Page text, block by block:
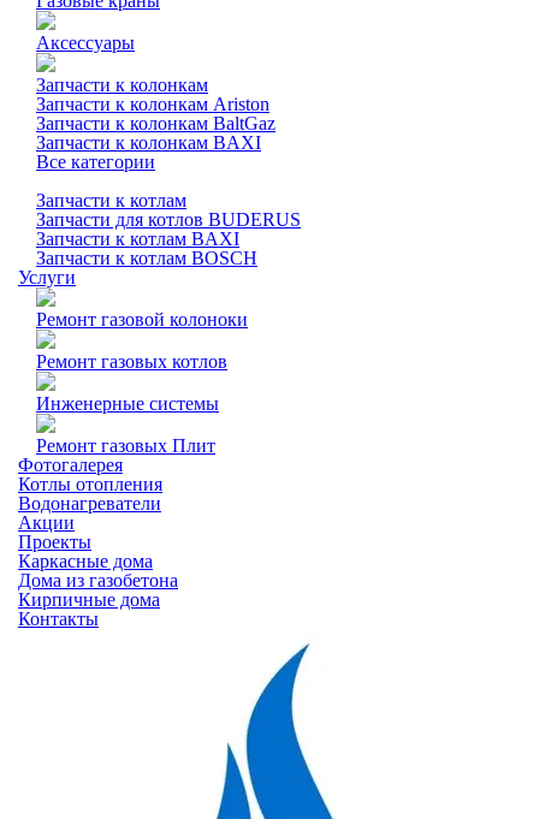
Аксессуары
Запчасти к колонкам
Запчасти к колонкам Ariston
Запчасти к колонкам BaltGaz
Запчасти к колонкам BAXI
Все категории
Запчасти к котлам
Запчасти для котлов BUDERUS
Запчасти к котлам BAXI
Запчасти к котлам BOSCH
Услуги
Ремонт газовой колоноки
Ремонт газовых котлов
Инженерные системы
Ремонт газовых Плит
Фотогалерея
Котлы отопления
Водонагреватели
Акции
Проекты
Каркасные дома
Дома из газобетона
Кирпичные дома
Контакты